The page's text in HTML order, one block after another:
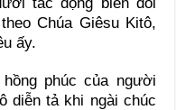
Chúa Giêsu Kitô,
ấy.
phúc của người
diễn tả khi ngài chúc